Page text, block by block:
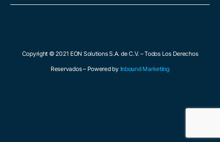
Copyright © 2021 EON Solutions S.A. de C.V. – Todos Los Derechos
Reservados – Powered by Inbound Marketing